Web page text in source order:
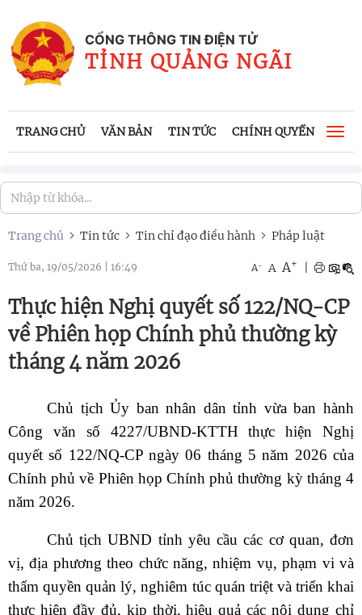
CỔNG THÔNG TIN ĐIỆN TỬ
TỈNH QUẢNG NGÃI
TRANG CHỦ VĂN BẢN TIN TỨC CHÍNH QUYỀN
Trang chủ Tin tức Tin chỉ đạo điều hành Pháp luật
Thứ ba, 19/05/2026 16:49 A- A A+
Thực hiện Nghị quyết số 122/NQ-CP
về Phiên họp Chính phủ thường kỳ
tháng 4 năm 2026
Chủ tịch Ủy ban nhân dân tỉnh vừa ban hành
Công văn số 4227/UBND-KTTH thực hiện Nghị
quyết số 122/NQ-CP ngày 06 tháng 5 năm 2026 của
Chính phủ về Phiên họp Chính phủ thường kỳ tháng 4
năm 2026.
Chủ tịch UBND tỉnh yêu cầu các cơ quan, đơn
vị, địa phương theo chức năng, nhiệm vụ, phạm vi và
thẩm quyền quản lý, nghiêm túc quán triệt và triển khai
thực hiện đầy đủ, kịp thời, hiệu quả các nội dung chỉ